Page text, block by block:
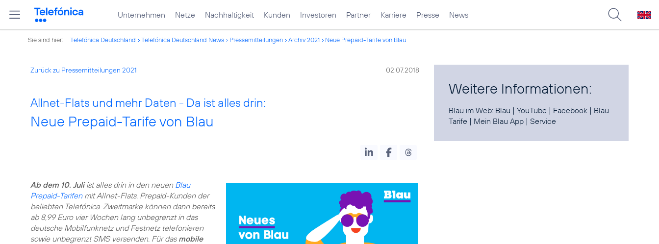
Unternehmen Netze Nachhaltigkeit Kunden Investoren Partner Karriere Presse News
Sie sind hier: Telefónica Deutschland Telefónica Deutschland News Pressemitteilungen Archiv 2021 Neue Prepaid-Tarife von Blau
Zurück zu Pressemitteilungen 2021 02.07.2018
Allnet-Flats und mehr Daten - Da ist alles drin:
Neue Prepaid-Tarife von Blau
Ab dem 10. Juliist alles drin in den neuen Blau
Prepaid-Tarifenmit Allnet-Flats. Prepaid-Kunden der
beliebten Telefónica-Zweitmarke können dann bereits
ab 8,99 Euro vier Wochen lang unbegrenzt in das
deutsche Mobilfunknetz und Festnetz telefonieren
sowie unbegrenzt SMS versenden. Für das mobile
Weitere Informationen:
Blau im Web: Blau |YouTube | Facebook | Blau
Tarife | Mein Blau App |Service